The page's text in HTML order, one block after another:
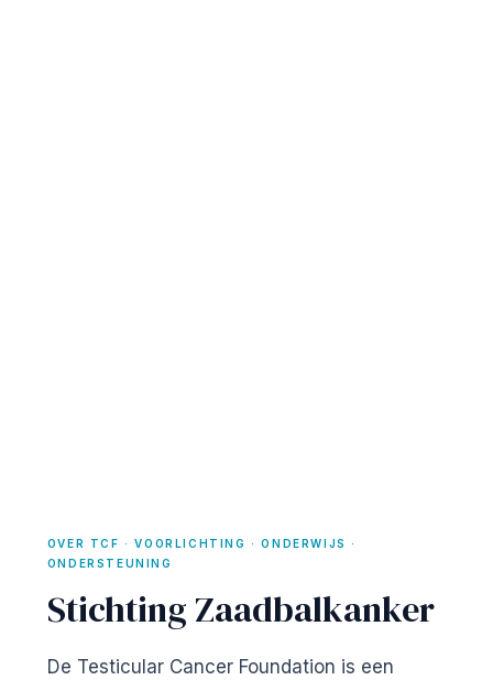
OVER TCF · VOORLICHTING · ONDERWIJS ·
ONDERSTEUNING
Stichting Zaadbalkanker
De Testicular Cancer Foundation is een